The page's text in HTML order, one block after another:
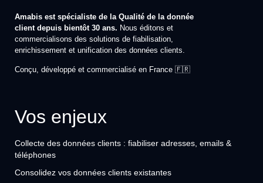
Amabis est spécialiste de la Qualité de la donnée
client depuis bientôt 30 ans. Nous éditons et
commercialisons des solutions de fiabilisation,
enrichissement et unification des données clients.
Conçu, développé et commercialisé en France 🇫🇷
Vos enjeux
Collecte des données clients : fiabiliser adresses, emails &
téléphones
Consolidez vos données clients existantes